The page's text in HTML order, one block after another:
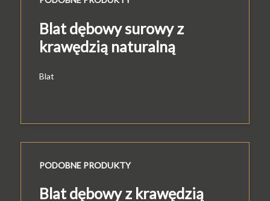
Blat dębowy surowy z
krawędzią naturalną
Blat
PODOBNE PRODUKTY
Blat dębowy z krawędzią